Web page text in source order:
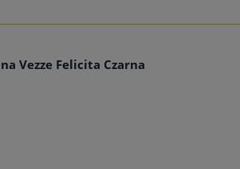
Vezze Felicita Czarna